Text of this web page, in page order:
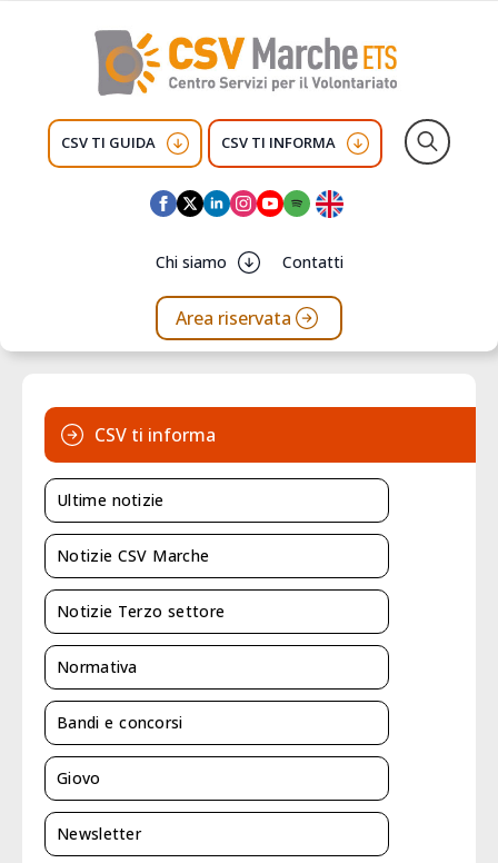
CSV TI GUIDA CSV TI INFORMA
Chi siamo Contatti
Area riservata
CSV ti informa
Ultime notizie
Notizie CSV Marche
Notizie Terzo settore
Normativa
Bandi e concorsi
Giovo
Newsletter